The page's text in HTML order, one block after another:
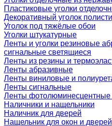
Пластиковые уголки
Декоративный уголок
Уголок под тяжёлые обои
Уголки штукатурные
Ленты и уголки резиновые
сигнальные светящиеся
Ленты из резины и
Ленты абразивные
Ленты виниловые и
Ленты сигнальные
Ленты фотолюминесцентные
Наличники и нащельники
Наличник для дверей
Нащельник для окон и дверей